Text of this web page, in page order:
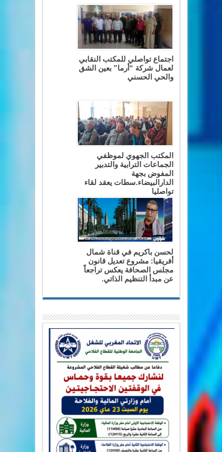
اجتماع تواصلي للمكتب النقابي
لعمال شركة “أرما” بعين الشق
والحي الحسني
المكتب الجهوي لموظفي
الجماعات الترابية والتدبير
المفوض بجهة
الدارالبيضاء.سطات يعقد لقاء
تواصليا
لحسن باكريم في قناة شمال
أفريقيا: مشروع تعديل قانون
مجلس الصحافة يعكس تراجعاً
عن مبدأ التنظيم الذاتي.